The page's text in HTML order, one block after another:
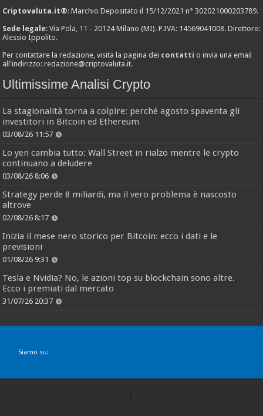
Criptovaluta.it®: Marchio Depositato il 15/12/2021 n° 302021000203789.
Sede legale: Via Pola, 11 - 20124 Milano (MI). P.IVA: 14569041008. Direttore:
Alessio Ippolito.
Per contattare la redazione, visita la pagina dei contatti o invia una email
all'indirizzo:redazione@criptovaluta.it.
Ultimissime Analisi Crypto
La stagionalità torna a colpire: perché agosto spaventa gli
investitori in Bitcoin ed Ethereum
03/08/26 11:57
Lo yen cambia tutto: Wall Street in rialzo mentre le crypto
continuano a deludere
03/08/26 8:06
Strategy perde 8 miliardi, ma il vero problema è nascosto
altrove
02/08/26 8:17
Inizia il mese nero storico per Bitcoin: ecco i dati e le
previsioni
01/08/26 9:31
Tesla e Nvidia? No, le azioni top su blockchain sono altre.
Ecco i premiati dal mercato
31/07/26 20:37
Siamo su: